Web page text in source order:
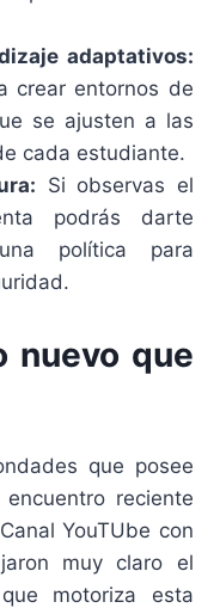
adaptativos:
crear entornos de
se ajusten a las
cada estudiante.
Si observas el
podrás darte
política para
nuevo que
que posee
reciente
YouTUbe con
muy claro el
motoriza esta